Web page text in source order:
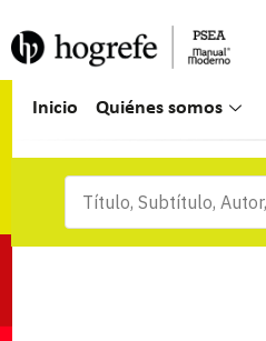
Inicio Quiénes somos